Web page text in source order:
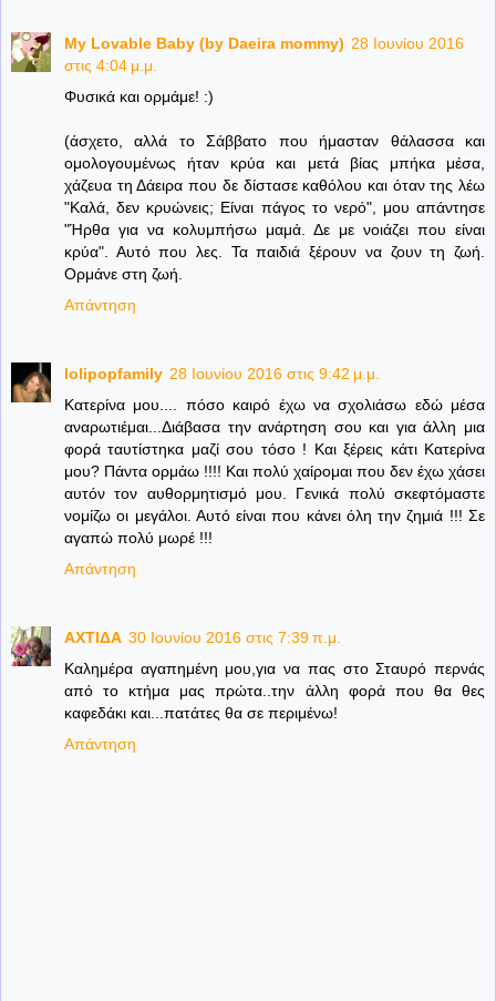
My Lovable Baby (by Daeira mommy) 28 Ιουνίου 2016
στις 4:04 μ.μ.
Φυσικά και ορμάμε! :)
(άσχετο, αλλά το Σάββατο που ήμασταν θάλασσα και
ομολoγουμένως ήταν κρύα και μετά βίας μπήκα μέσα,
χάζευα τη Δάειρα που δε δίστασε καθόλου και όταν της λέω
"Καλά, δεν κρυώνεις; Είναι πάγος το νερό", μου απάντησε
"Ήρθα για να κολυμπήσω μαμά. Δε με νοιάζει που είναι
κρύα". Αυτό που λες. Τα παιδιά ξέρουν να ζουν τη ζωή.
Ορμάνε στη ζωή.
Απάντηση
lolipopfamily 28 Ιουνίου 2016 στις 9:42 μ.μ.
Κατερίνα μου.... πόσο καιρό έχω να σχολιάσω εδώ μέσα
αναρωτιέμαι...Διάβασα την ανάρτηση σου και για άλλη μια
φορά ταυτίστηκα μαζί σου τόσο ! Και ξέρεις κάτι Κατερίνα
μου? Πάντα ορμάω !!!! Και πολύ χαίρομαι που δεν έχω χάσει
αυτόν τον αυθορμητισμό μου. Γενικά πολύ σκεφτόμαστε
νομίζω οι μεγάλοι. Αυτό είναι που κάνει όλη την ζημιά !!! Σε
αγαπώ πολύ μωρέ !!!
Απάντηση
ΑΧΤΙΔΑ 30 Ιουνίου 2016 στις 7:39 π.μ.
Καλημέρα αγαπημένη μου,για να πας στο Σταυρό περνάς
από το κτήμα μας πρώτα..την άλλη φορά που θα θες
καφεδάκι και...πατάτες θα σε περιμένω!
Απάντηση